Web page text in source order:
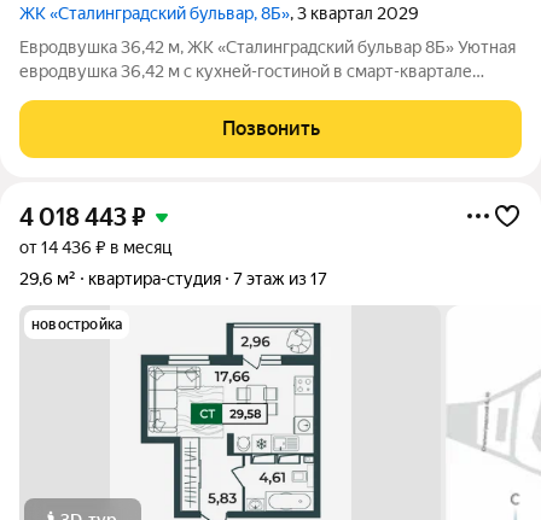
ЖК «Сталинградский бульвар, 8Б», 3 квартал 2029
Евродвушка 36,42 м, ЖК «Сталинградский бульвар 8Б» Уютная
евродвушка 36,42 м с кухней-гостиной в смарт-квартале
семьи: удобная планировка, современный дом и развитая
инфраструктура рядом. О
Позвонить
4 018 443₽
от 14 436 ₽ в месяц
29,6 м²
квартира-студия 7 этаж из 17
новостройка